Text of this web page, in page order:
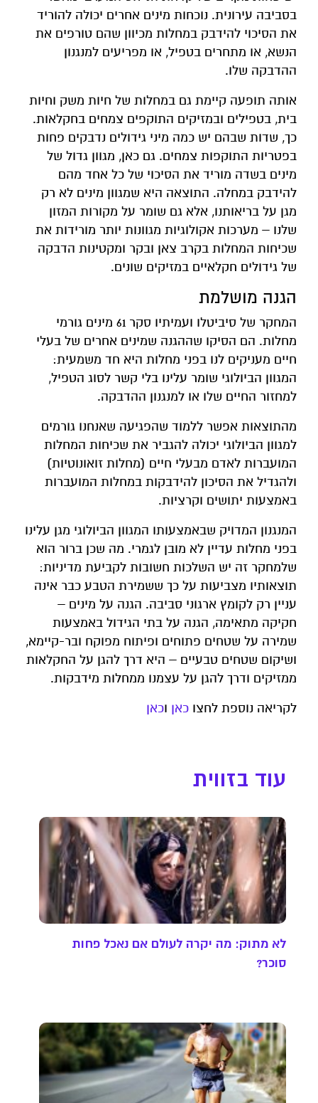
בסביבה עירונית. נוכחות מינים אחרים יכולה להוריד
את הסיכוי להידבק במחלות מכיוון שהם טורפים את
הנשא, או מתחרים בטפיל, או מפריעים למנגנון
ההדבקה שלו.
אותה תופעה קיימת גם במחלות של חיות משק וחיות
בית, בטפילים ובמזיקים התוקפים צמחים בחקלאות.
כך, שדות שבהם יש כמה מיני גידולים נדבקים פחות
בפטריות התוקפות צמחים. גם כאן, מגוון גדול של
מינים בשדה מוריד את הסיכוי של כל אחד מהם
להידבק במחלה. התוצאה היא שמגוון מינים לא רק
מגן על בריאותנו, אלא גם שומר על מקורות המזון
שלנו – מערכות אקולוגיות מגוונות יותר מורידות את
שכיחות המחלות בקרב צאן ובקר ומקטינות הדבקה
של גידולים חקלאיים במזיקים שונים.
הגנה מושלמת
המחקר של סיביטלו ועמיתיו סקר 61 מינים גורמי
מחלות. הם הסיקו שההגנה שמינים אחרים של בעלי
חיים מעניקים לנו בפני מחלות היא חד משמעית:
המגוון הביולוגי שומר עלינו בלי קשר לסוג הטפיל,
למחזור החיים שלו או למנגנון ההדבקה.
מהתוצאות אפשר ללמוד שהפגיעה שאנחנו גורמים
למגוון הביולוגי יכולה להגביר את שכיחות המחלות
המועברות לאדם מבעלי חיים (מחלות זואונוטיות)
ולהגדיל את הסיכון להידבקות במחלות המועברות
באמצעות יתושים וקרציות.
המנגנון המדויק שבאמצעותו המגוון הביולוגי מגן עלינו
בפני מחלות עדיין לא מובן לגמרי. מה שכן ברור הוא
שלמחקר זה יש השלכות חשובות לקביעת מדיניות:
תוצאותיו מצביעות על כך ששמירת הטבע כבר אינה
עניין רק לקומץ ארגוני סביבה. הגנה על מינים –
חקיקה מתאימה, הגנה על בתי הגידול באמצעות
שמירה על שטחים פתוחים ופיתוח מפוקח ובר-קיימא,
ושיקום שטחים טבעיים – היא דרך להגן על החקלאות
ממזיקים ודרך להגן על עצמנו ממחלות מידבקות.
לקריאה נוספת לחצו כאן וכאן
עוד בזווית
לא מתוק: מה יקרה לעולם אם נאכל פחות
סוכר?